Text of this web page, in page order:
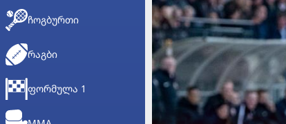
ᲩᲝᲒᲑᲣᲠᲗᲘ
ᲠᲐᲒᲑᲘ
ᲤᲝᲠᲛᲣᲚᲐ 1